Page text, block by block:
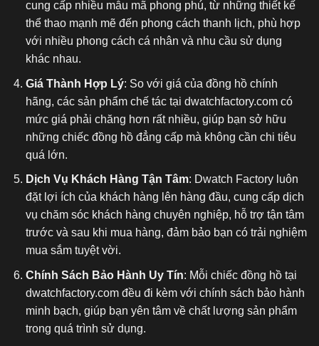
cung cấp nhiều mẫu mã phong phú, từ những thiết kế
thể thao mạnh mẽ đến phong cách thanh lịch, phù hợp
với nhiều phong cách cá nhân và nhu cầu sử dụng
khác nhau.
Giá Thành Hợp Lý: So với giá của đồng hồ chính
hãng, các sản phẩm chế tác tại dwatchfactory.com có
mức giá phải chăng hơn rất nhiều, giúp bạn sở hữu
những chiếc đồng hồ đẳng cấp mà không cần chi tiêu
quá lớn.
Dịch Vụ Khách Hàng Tận Tâm: Dwatch Factory luôn
đặt lợi ích của khách hàng lên hàng đầu, cung cấp dịch
vụ chăm sóc khách hàng chuyên nghiệp, hỗ trợ tận tâm
trước và sau khi mua hàng, đảm bảo bạn có trải nghiệm
mua sắm tuyệt vời.
Chính Sách Bảo Hành Uy Tín: Mỗi chiếc đồng hồ tại
dwatchfactory.com đều đi kèm với chính sách bảo hành
minh bạch, giúp bạn yên tâm về chất lượng sản phẩm
trong quá trình sử dụng.